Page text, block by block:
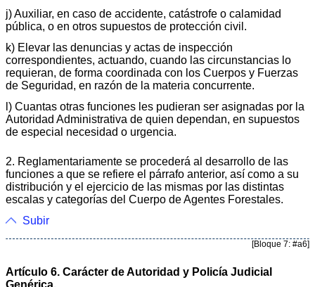
j) Auxiliar, en caso de accidente, catástrofe o calamidad
pública, o en otros supuestos de protección civil.
k) Elevar las denuncias y actas de inspección
correspondientes, actuando, cuando las circunstancias lo
requieran, de forma coordinada con los Cuerpos y Fuerzas
de Seguridad, en razón de la materia concurrente.
l) Cuantas otras funciones les pudieran ser asignadas por la
Autoridad Administrativa de quien dependan, en supuestos
de especial necesidad o urgencia.
2. Reglamentariamente se procederá al desarrollo de las
funciones a que se refiere el párrafo anterior, así como a su
distribución y el ejercicio de las mismas por las distintas
escalas y categorías del Cuerpo de Agentes Forestales.
Subir
[Bloque 7: #a6]
Artículo 6. Carácter de Autoridad y Policía Judicial